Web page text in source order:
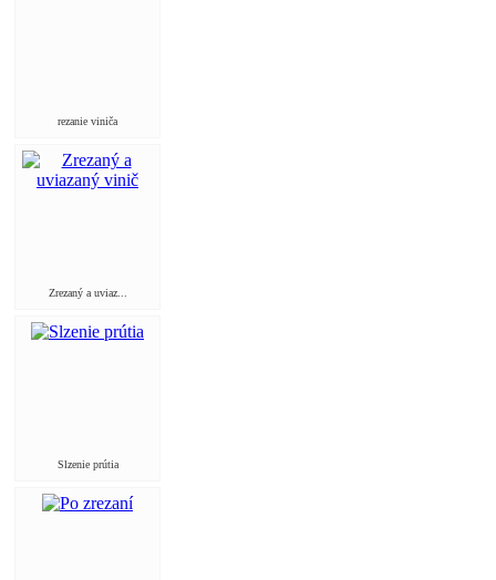
rezanie viniča
Zrezaný a uviaz...
Slzenie prútia